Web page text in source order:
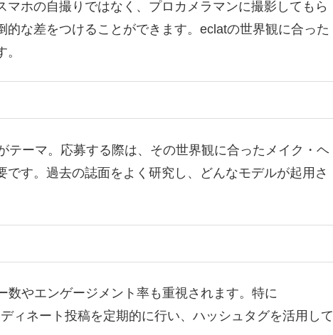
ホの自撮りではなく、プロカメラマンに撮影してもら
な差をつけることができます。eclatの世界観に合った
テーマ。応募する際は、その世界観に合ったメイク・ヘ
す。過去の誌面をよく研究し、どんなモデルが起用さ
やエンゲージメント率も重視されます。特に
ィネート投稿を定期的に行い、ハッシュタグを活用して